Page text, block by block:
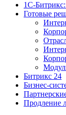
1С-
Готовые
Битрикс 24
Бизнес-
Продление